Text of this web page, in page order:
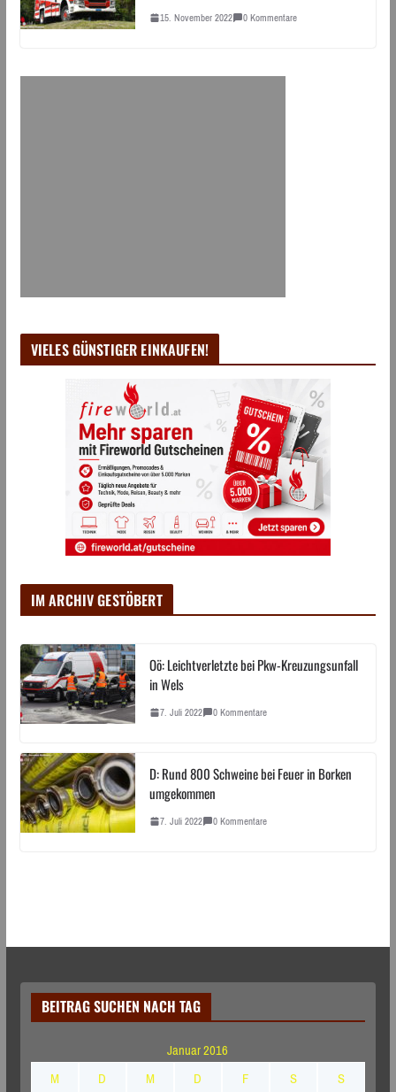
15. November 2022 0 Kommentare
VIELES GÜNSTIGER EINKAUFEN!
IM ARCHIV GESTÖBERT
Oö: Leichtverletzte bei Pkw-Kreuzungsunfall
in Wels
7. Juli 2022 0 Kommentare
D: Rund 800 Schweine bei Feuer in Borken
umgekommen
7. Juli 2022 0 Kommentare
BEITRAG SUCHEN NACH TAG
Januar 2016
M
D M D F S
S